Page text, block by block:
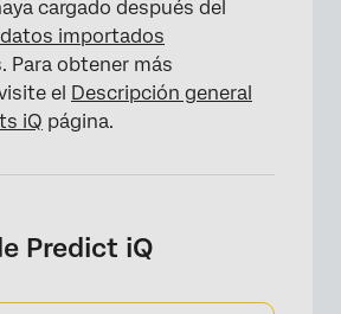
cargado después del
importados
Para obtener más
el Descripción general
iQ página.
Predict iQ